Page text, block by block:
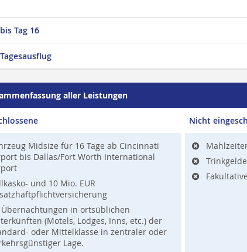
Tag 16
aller Leistungen
Midsize für 16 Tage ab Cincinnati
bis Dallas/Fort Worth International
und 10 Mio. EUR
Übernachtungen in ortsüblichen
(Motels, Lodges, Inns, etc.) der
oder Mittelklasse in zentraler oder
Lage.
Nicht